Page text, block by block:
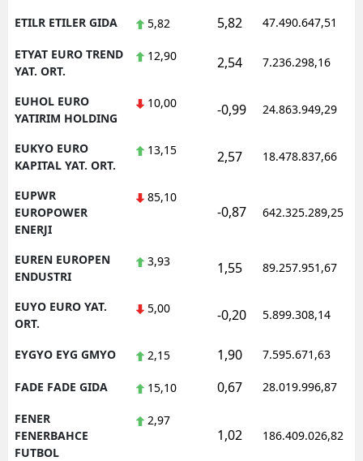
ETILR ETILER GIDA 5,82 5,82 47.490.647,51
ETYAT EURO TREND
YAT. ORT.
12,90 2,54 7.236.298,16
EUHOL EURO
YATIRIM HOLDING
10,00 -0,99 24.863.949,29
EUKYO EURO
KAPITAL YAT. ORT.
13,15 2,57 18.478.837,66
EUPWR
EUROPOWER
ENERJI
85,10
-0,87 642.325.289,25
EUREN EUROPEN
ENDUSTRI
3,93 1,55 89.257.951,67
EUYO EURO YAT.
ORT.
5,00 -0,20 5.899.308,14
EYGYO EYG GMYO 2,15 1,90 7.595.671,63
FADE FADE GIDA 15,10 0,67 28.019.996,87
FENER
FENERBAHCE
FUTBOL
2,97
1,02 186.409.026,82